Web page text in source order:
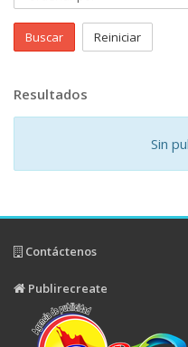
Buscar Reiniciar
Resultados
Sin
Contáctenos
Publirecreate